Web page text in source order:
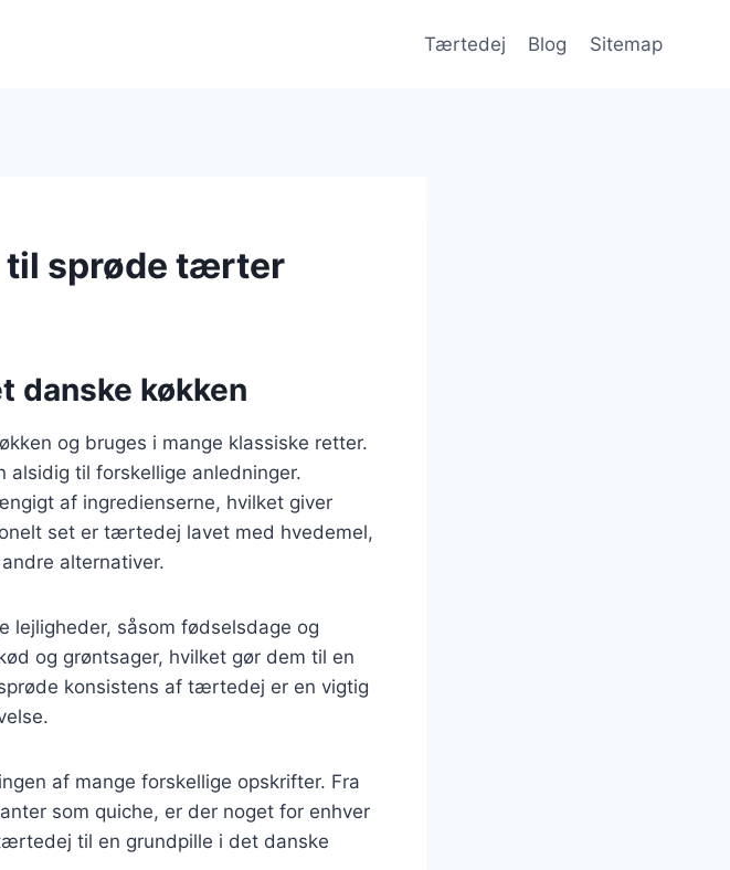
Tærtedej Blog Sitemap
til sprøde tærter
danske køkken
og bruges i mange klassiske retter.
til forskellige anledninger.
af ingredienserne, hvilket giver
set er tærtedej lavet med hvedemel,
alternativer.
såsom fødselsdage og
og grøntsager, hvilket gør dem til en
konsistens af tærtedej er en vigtig
af mange forskellige opskrifter. Fra
som quiche, er der noget for enhver
til en grundpille i det danske